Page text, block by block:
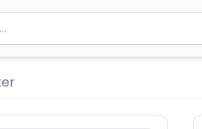
ən azı 2 simvol yazın.